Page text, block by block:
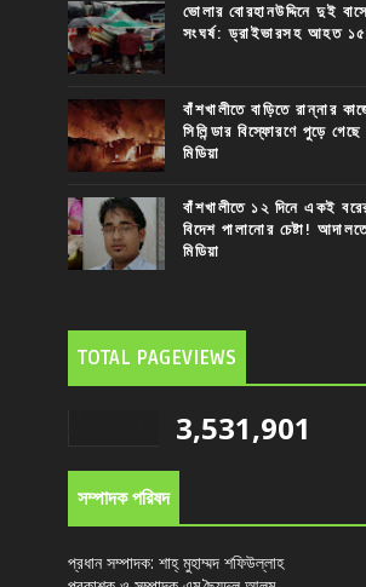
ভোলার বোরহানউদ্দিনে দুই
সংঘর্ষ: ড্রাইভারসহ আহত ১৫
বাঁশখালীতে বাড়িতে রান্নার
সিলিন্ডার বিস্ফোরণে পুড়ে
মিডিয়া
বাঁশখালীতে ১২ দিনে একই
বিদেশ পালানোর চেষ্টা!
মিডিয়া
TOTAL PAGEVIEWS
3,531,901
সম্পাদক পরিষদ
প্রধান সম্পাদক: শাহ্ মুহাম্মদ শফিউল্লাহ